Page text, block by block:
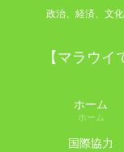
政治、経済、文
【マラウ
ホーム
ホーム
国際協力